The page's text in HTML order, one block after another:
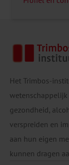
Het Trimbos-
gezondheid,
verspreiden en
aan hun eigen
kunnen dragen